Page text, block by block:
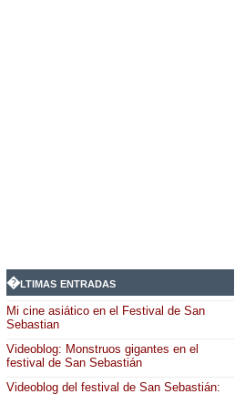
�ltimas entradas
Mi cine asiático en el Festival de San
Sebastian
Videoblog: Monstruos gigantes en el
festival de San Sebastián
Videoblog del festival de San Sebastián: